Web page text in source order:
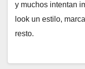
y muchos intentan
look un estilo,
resto.